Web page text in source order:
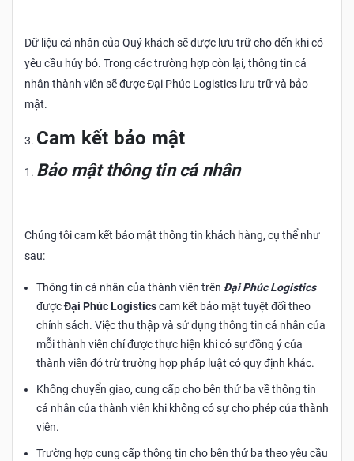
Dữ liệu cá nhân của Quý khách sẽ được lưu trữ cho đến khi có
yêu cầu hủy bỏ. Trong các trường hợp còn lại, thông tin cá
nhân thành viên sẽ được Đại Phúc Logistics lưu trữ và bảo
mật.
Cam kết bảo mật
Bảo mật thông tin cá nhân
Chúng tôi cam kết bảo mật thông tin khách hàng, cụ thể như
sau:
Thông tin cá nhân của thành viên trên Đại Phúc Logistics
đượcĐại Phúc Logisticscam kết bảo mật tuyệt đối theo
chính sách. Việc thu thập và sử dụng thông tin cá nhân của
mỗi thành viên chỉ được thực hiện khi có sự đồng ý của
thành viên đó trừ trường hợp pháp luật có quy định khác.
Không chuyển giao, cung cấp cho bên thứ ba về thông tin
cá nhân của thành viên khi không có sự cho phép của thành
viên.
Trường hợp cung cấp thông tin cho bên thứ ba theo yêu cầu